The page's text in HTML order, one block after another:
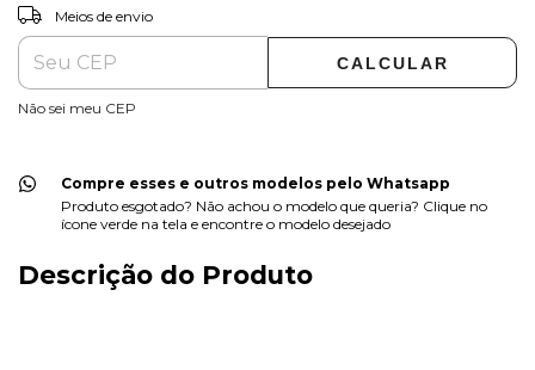
Entregas para o CEP:
Meios de envio
CALCULAR
Não sei meu CEP
Compre esses e outros modelos pelo Whatsapp
Produto esgotado? Não achou o modelo que queria? Clique no
ícone verde na tela e encontre o modelo desejado
Descrição do Produto